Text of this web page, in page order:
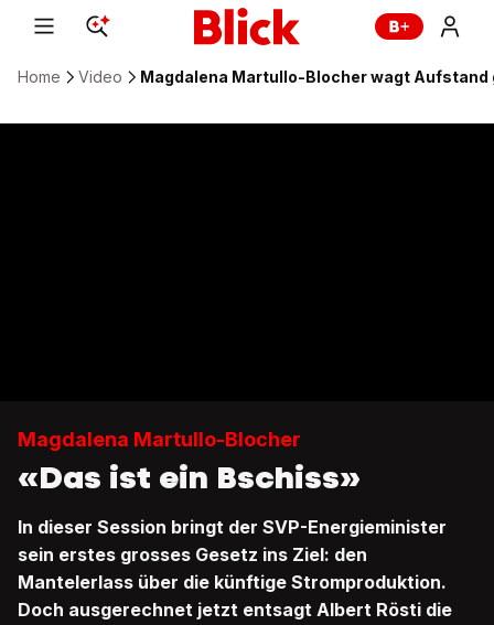
Home Video Magdalena Martullo-Blocher wagt Aufstand
Magdalena Martullo-Blocher
«Das ist ein Bschiss»
In dieser Session bringt der SVP-Energieminister
sein erstes grosses Gesetz ins Ziel: den
Mantelerlass über die künftige Stromproduktion.
Doch ausgerechnet jetzt entsagt Albert Rösti die